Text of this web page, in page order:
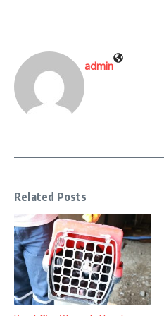
admin
Related Posts